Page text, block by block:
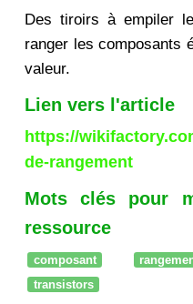
Des tiroirs à empiler
ranger les composants
valeur.
Lien vers l'article
https://
de-rangement
Mots clés pour
ressource
composant
transistors